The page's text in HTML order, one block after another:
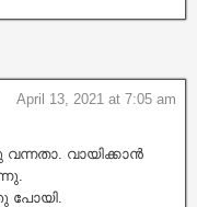
April 13, 2021 at 7:05 am
വായിക്കാൻ
പോയി.